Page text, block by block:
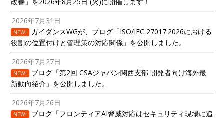
2026年7月31日
NEW!
ガイダンスWGが、ブログ「ISO/IEC 27017:2026における
役割の位置付けと管理策の対応関係」を公開しました。
2026年7月27日
NEW!
ブログ「第2回 CSAジャパン関西支部 開発者向け海外最
新動向紹介」を公開しました。
2026年7月26日
NEW! ブログ「フロンティアAI脅威対応はセキュリティ現場に追